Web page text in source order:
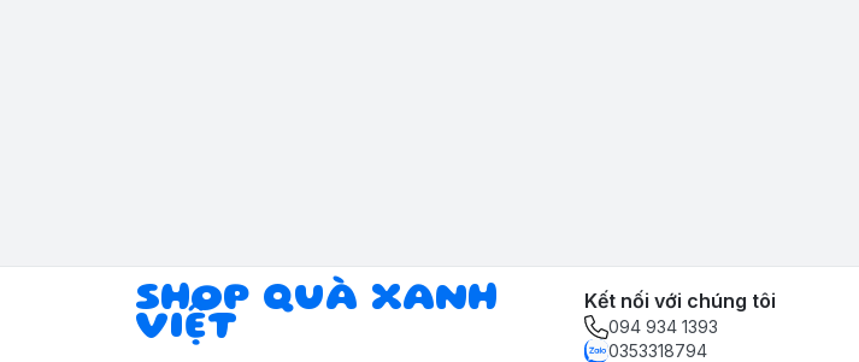
SHOP QUÀ XANH
VIỆT
Kết nối với chúng tôi
094 934 1393
0353318794